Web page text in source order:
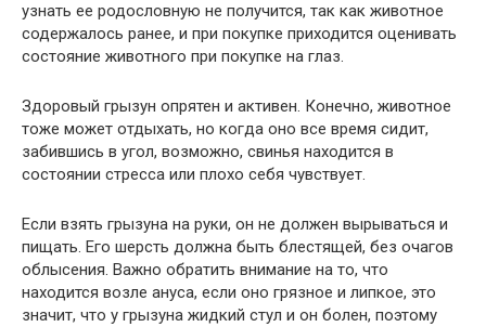
узнать ее родословную не получится, так как животное
содержалось ранее, и при покупке приходится оценивать
состояние животного при покупке на глаз.
Здоровый грызун опрятен и активен. Конечно, животное
тоже может отдыхать, но когда оно все время сидит,
забившись в угол, возможно, свинья находится в
состоянии стресса или плохо себя чувствует.
Если взять грызуна на руки, он не должен вырываться и
пищать. Его шерсть должна быть блестящей, без очагов
облысения. Важно обратить внимание на то, что
находится возле ануса, если оно грязное и липкое, это
значит, что у грызуна жидкий стул и он болен, поэтому